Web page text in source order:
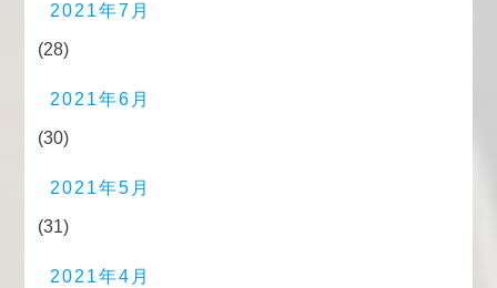
2021年7月
(28)
2021年6月
(30)
2021年5月
(31)
2021年4月